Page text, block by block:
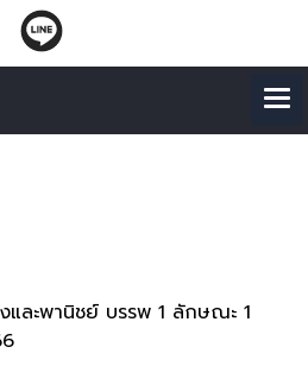
ละพานิชย์ บรรพ 1 ลักษณะ 1